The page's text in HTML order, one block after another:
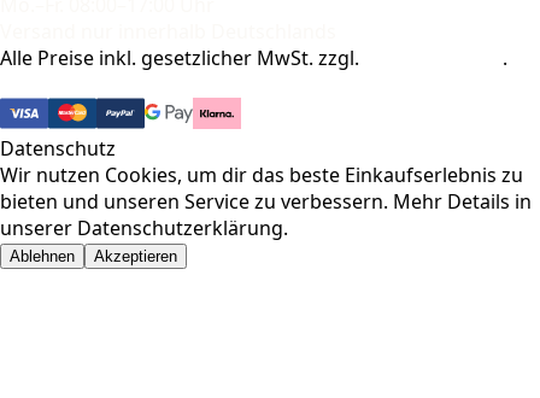
Alle Preise inkl. gesetzlicher MwSt. zzgl.
.
Datenschutz
Wir nutzen Cookies, um dir das beste Einkaufserlebnis zu
bieten und unseren Service zu verbessern. Mehr Details in
unserer Datenschutzerklärung.
Ablehnen Akzeptieren